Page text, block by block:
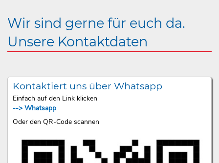
Wir sind gerne für euch da.
Unsere Kontaktdaten
Kontaktiert uns über Whatsapp
Einfach auf den Link klicken
--> Whatsapp
Oder den QR-Code scannen